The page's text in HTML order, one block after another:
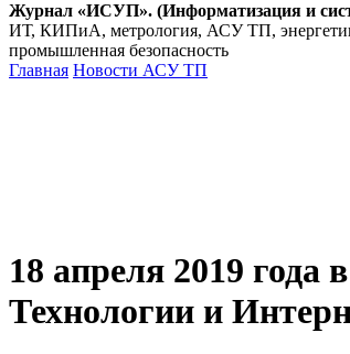
Журнал «ИСУП». (Информатизация и
ИТ, КИПиА, метрология, АСУ ТП,
промышленная безопасность
Главная Новости АСУ ТП
18 апреля 2019
Технологии и